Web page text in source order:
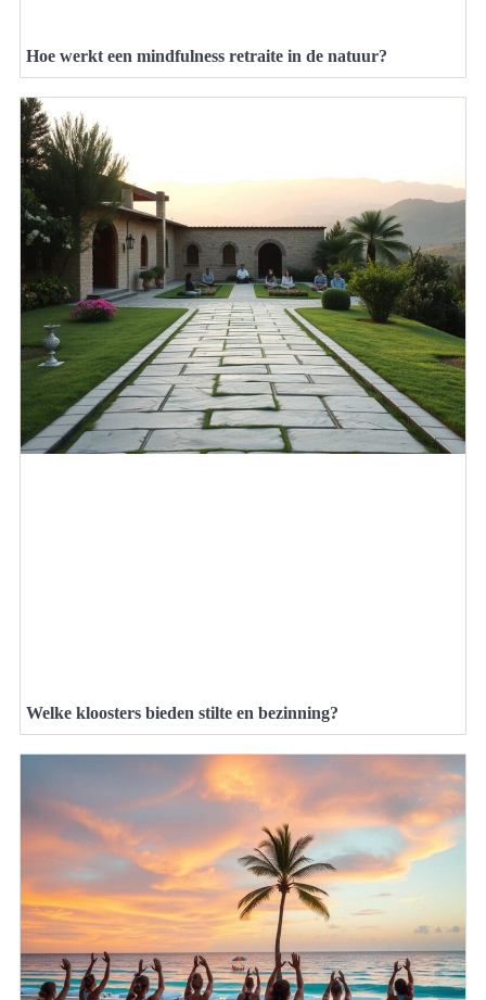
Hoe werkt een mindfulness retraite in de natuur?
Welke kloosters bieden stilte en bezinning?